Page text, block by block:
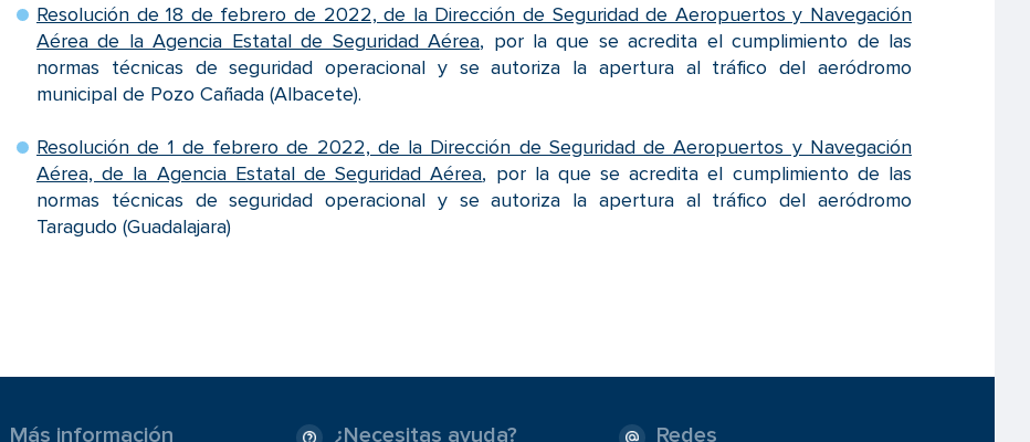
Resolución de 18 de febrero de 2022, de la Dirección de Seguridad de Aeropuertos y Navegación
Aérea de la Agencia Estatal de Seguridad Aérea, por la que se acredita el cumplimiento de las
normas técnicas de seguridad operacional y se autoriza la apertura al tráfico del aeródromo
municipal de Pozo Cañada (Albacete).
Resolución de 1 de febrero de 2022, de la Dirección de Seguridad de Aeropuertos y Navegación
Aérea, de la Agencia Estatal de Seguridad Aérea, por la que se acredita el cumplimiento de las
normas técnicas de seguridad operacional y se autoriza la apertura al tráfico del aeródromo
Taragudo (Guadalajara)
Más información ¿Necesitas ayuda? Redes